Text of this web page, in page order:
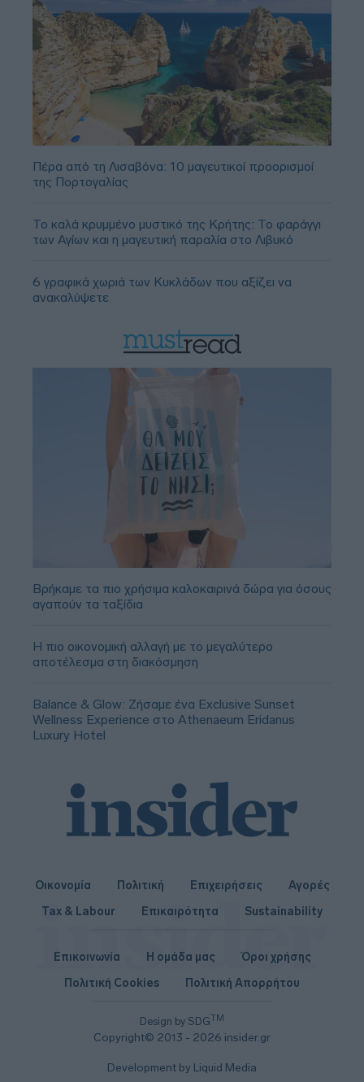
Πέρα από τη Λισαβόνα: 10 μαγευτικοί προορισμοί
της Πορτογαλίας
Το καλά κρυμμένο μυστικό της Κρήτης: Το φαράγγι
των Αγίων και η μαγευτική παραλία στο Λιβυκό
6 γραφικά χωριά των Κυκλάδων που αξίζει να
ανακαλύψετε
Βρήκαμε τα πιο χρήσιμα καλοκαιρινά δώρα για όσους
αγαπούν τα ταξίδια
Η πιο οικονομική αλλαγή με το μεγαλύτερο
αποτέλεσμα στη διακόσμηση
Balance & Glow: Ζήσαμε ένα Exclusive Sunset
Wellness Experience στο Athenaeum Eridanus
Luxury Hotel
Οικονομία Πολιτική Επιχειρήσεις
Αγορές
Tax & Labour
Επικαιρότητα Sustainability
Design by SDGTM
Copyright© 2013 - 2026 insider.gr
Επικοινωνία Η ομάδα μας
Όροι χρήσης
Πολιτική Cookies
Πολιτική Απορρήτου
Development by Liquid Media